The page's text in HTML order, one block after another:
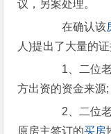
议，另案处理。
在确认该
人)提出了大量的证
1、二位老
方出资的资金来源;
2、二位老
原房主签订的买房